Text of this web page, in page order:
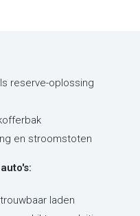
reserve-oplossing
en stroomstoten
laden